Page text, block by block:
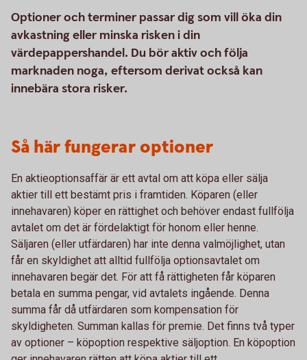
Optioner och terminer passar dig som vill öka din
avkastning eller minska risken i din
värdepappershandel. Du bör aktiv och följa
marknaden noga, eftersom derivat också kan
innebära stora risker.
Så här fungerar optioner
En aktieoptionsaffär är ett avtal om att köpa eller sälja
aktier till ett bestämt pris i framtiden. Köparen (eller
innehavaren) köper en rättighet och behöver endast fullfölja
avtalet om det är fördelaktigt för honom eller henne.
Säljaren (eller utfärdaren) har inte denna valmöjlighet, utan
får en skyldighet att alltid fullfölja optionsavtalet om
innehavaren begär det. För att få rättigheten får köparen
betala en summa pengar, vid avtalets ingående. Denna
summa får då utfärdaren som kompensation för
skyldigheten. Summan kallas för premie. Det finns två typer
av optioner – köpoption respektive säljoption. En köpoption